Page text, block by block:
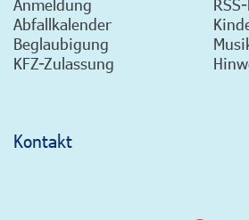
Anmeldung
Abfallkalender
Beglaubigung
KFZ-Zulassung
Kontakt